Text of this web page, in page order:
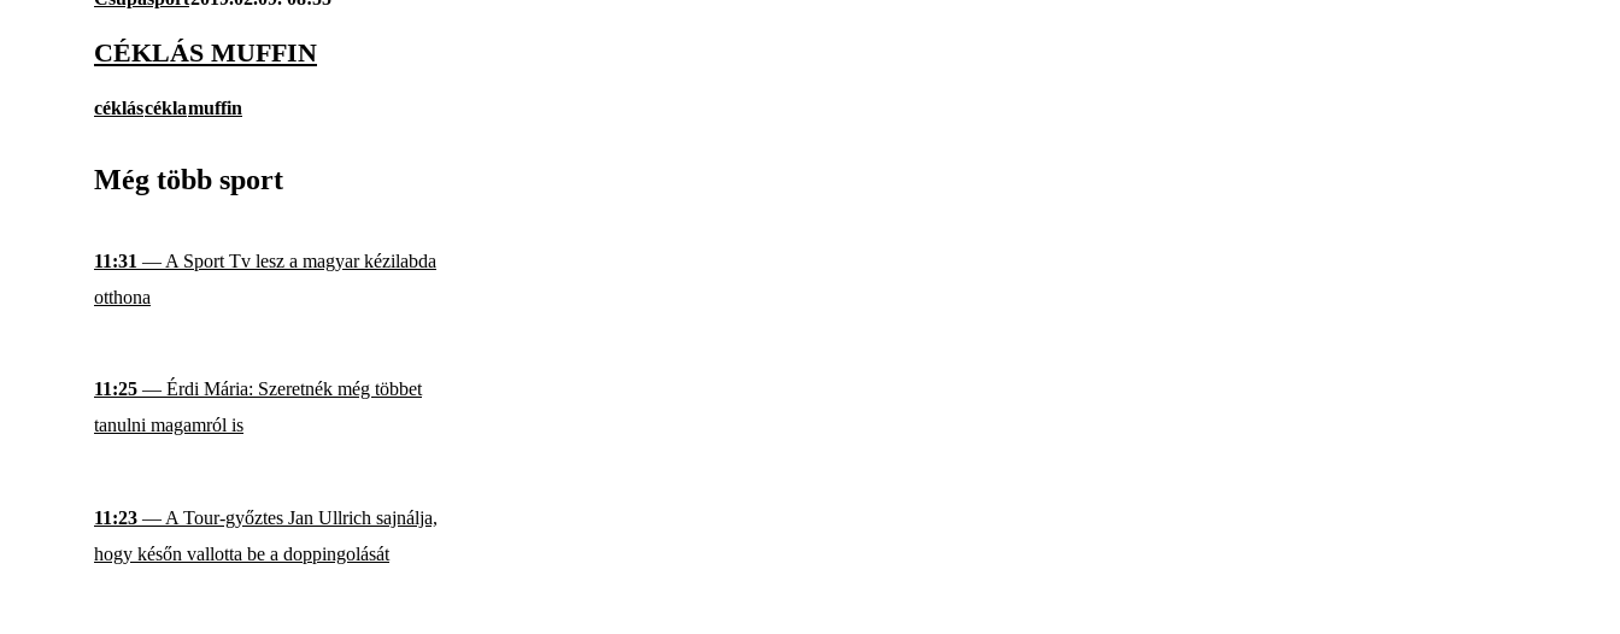
CÉKLÁS MUFFIN
cékláscéklamuffin
Még több sport
11:31 — A Sport Tv lesz a magyar kézilabda
otthona
11:25 — Érdi Mária: Szeretnék még többet
tanulni magamról is
11:23 — A Tour-győztes Jan Ullrich sajnálja,
hogy későn vallotta be a doppingolását